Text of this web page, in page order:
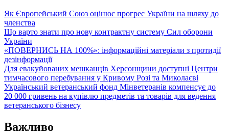
Як Європейський Союз оцінює прогрес України на шляху до
членства
Що варто знати про нову контрактну систему Сил оборони
України
«ПОВЕРНИСЬ НА 100%»: інформаційні матеріали з протидії
дезінформації
Для евакуйованих мешканців Херсонщини доступні Центри
тимчасового перебування у Кривому Розі та Миколаєві
Український ветеранський фонд Мінветеранів компенсує до
20 000 гривень на купівлю предметів та товарів для ведення
ветеранського бізнесу
Важливо